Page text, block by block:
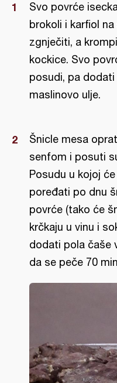
Svo povrće
brokoli i karfiol
zgnječiti, a
kockice. Svo
posudi, pa dodati
maslinovo ulje.
Šnicle mesa
senfom i posuti
Posudu u kojoj
poređati po dnu
povrće (tako će
krčkaju u vinu i
dodati pola čaše
da se peče 70